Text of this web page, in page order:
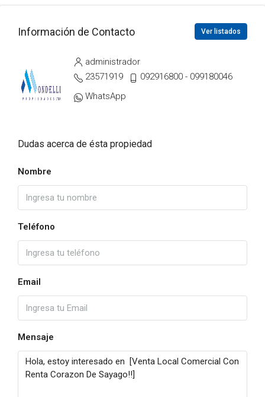
Información de Contacto Ver listados
administrador
23571919
092916800 - 099180046
WhatsApp
Dudas acerca de ésta propiedad
Nombre
Teléfono
Email
Mensaje